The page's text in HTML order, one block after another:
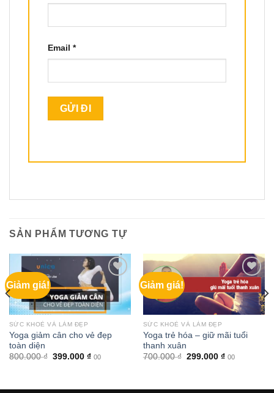
Email *
SẢN PHẨM TƯƠNG TỰ
Giảm giá!
SỨC KHOẺ VÀ LÀM ĐẸP
Yoga giảm cân cho vẻ đẹp
toàn diện
800.000₫ Giá
399.000 ₫Giá
399.000 ₫.
00
Giảm giá!
SỨC KHOẺ VÀ LÀM ĐẸP
Yoga trẻ hóa – giữ mãi tuổi
thanh xuân
700.000₫ Giá
299.000 ₫Giá
299.000 ₫.
00